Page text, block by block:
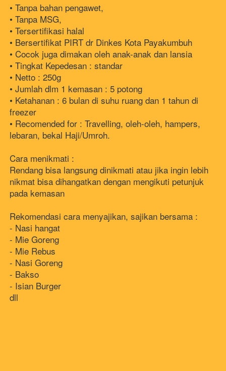
• Tanpa bahan pengawet,
• Tanpa MSG,
• Tersertifikasi halal
• Bersertifikat PIRT dr Dinkes Kota Payakumbuh
• Cocok juga dimakan oleh anak-anak dan lansia
• Tingkat Kepedesan : standar
• Netto : 250g
• Jumlah dlm 1 kemasan : 5 potong
• Ketahanan : 6 bulan di suhu ruang dan 1 tahun di
freezer
• Recomended for : Travelling, oleh-oleh, hampers,
lebaran, bekal Haji/Umroh.
Cara menikmati :
Rendang bisa langsung dinikmati atau jika ingin lebih
nikmat bisa dihangatkan dengan mengikuti petunjuk
pada kemasan
Rekomendasi cara menyajikan, sajikan bersama :
- Nasi hangat
- Mie Goreng
- Mie Rebus
- Nasi Goreng
- Bakso
- Isian Burger
dll